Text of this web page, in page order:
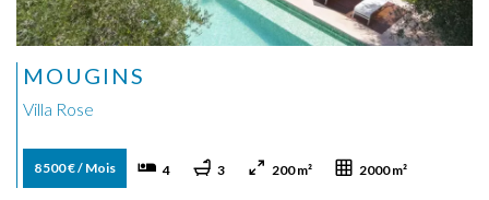
MOUGINS
Villa Rose
8 500 € / Mois 4 3 200 m² 2000 m²